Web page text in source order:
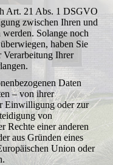
Art. 21 Abs. 1 DSGVO
zwischen Ihren und
werden. Solange noch
haben Sie
Verarbeitung Ihrer
Daten
– von ihrer
Einwilligung oder zur
von
Rechte einer anderen
aus Gründen eines
Union oder